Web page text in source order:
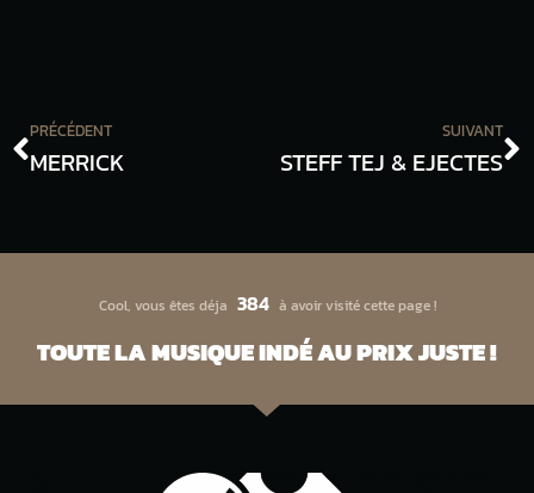
PRÉCÉDENT
MERRICK
SUIVANT
STEFF TEJ & EJECTES
Cool, vous êtes déja 384 à avoir visité cette page !
TOUTE LA MUSIQUE INDÉ AU PRIX JUSTE !